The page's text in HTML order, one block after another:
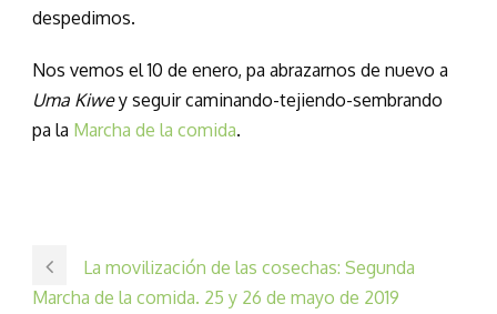
despedimos.
Nos vemos el 10 de enero, pa abrazarnos de nuevo a
Uma Kiwey seguir caminando-tejiendo-sembrando
pa la Marcha de la comida.
La movilización de las cosechas: Segunda
Marcha de la comida. 25 y 26 de mayo de 2019